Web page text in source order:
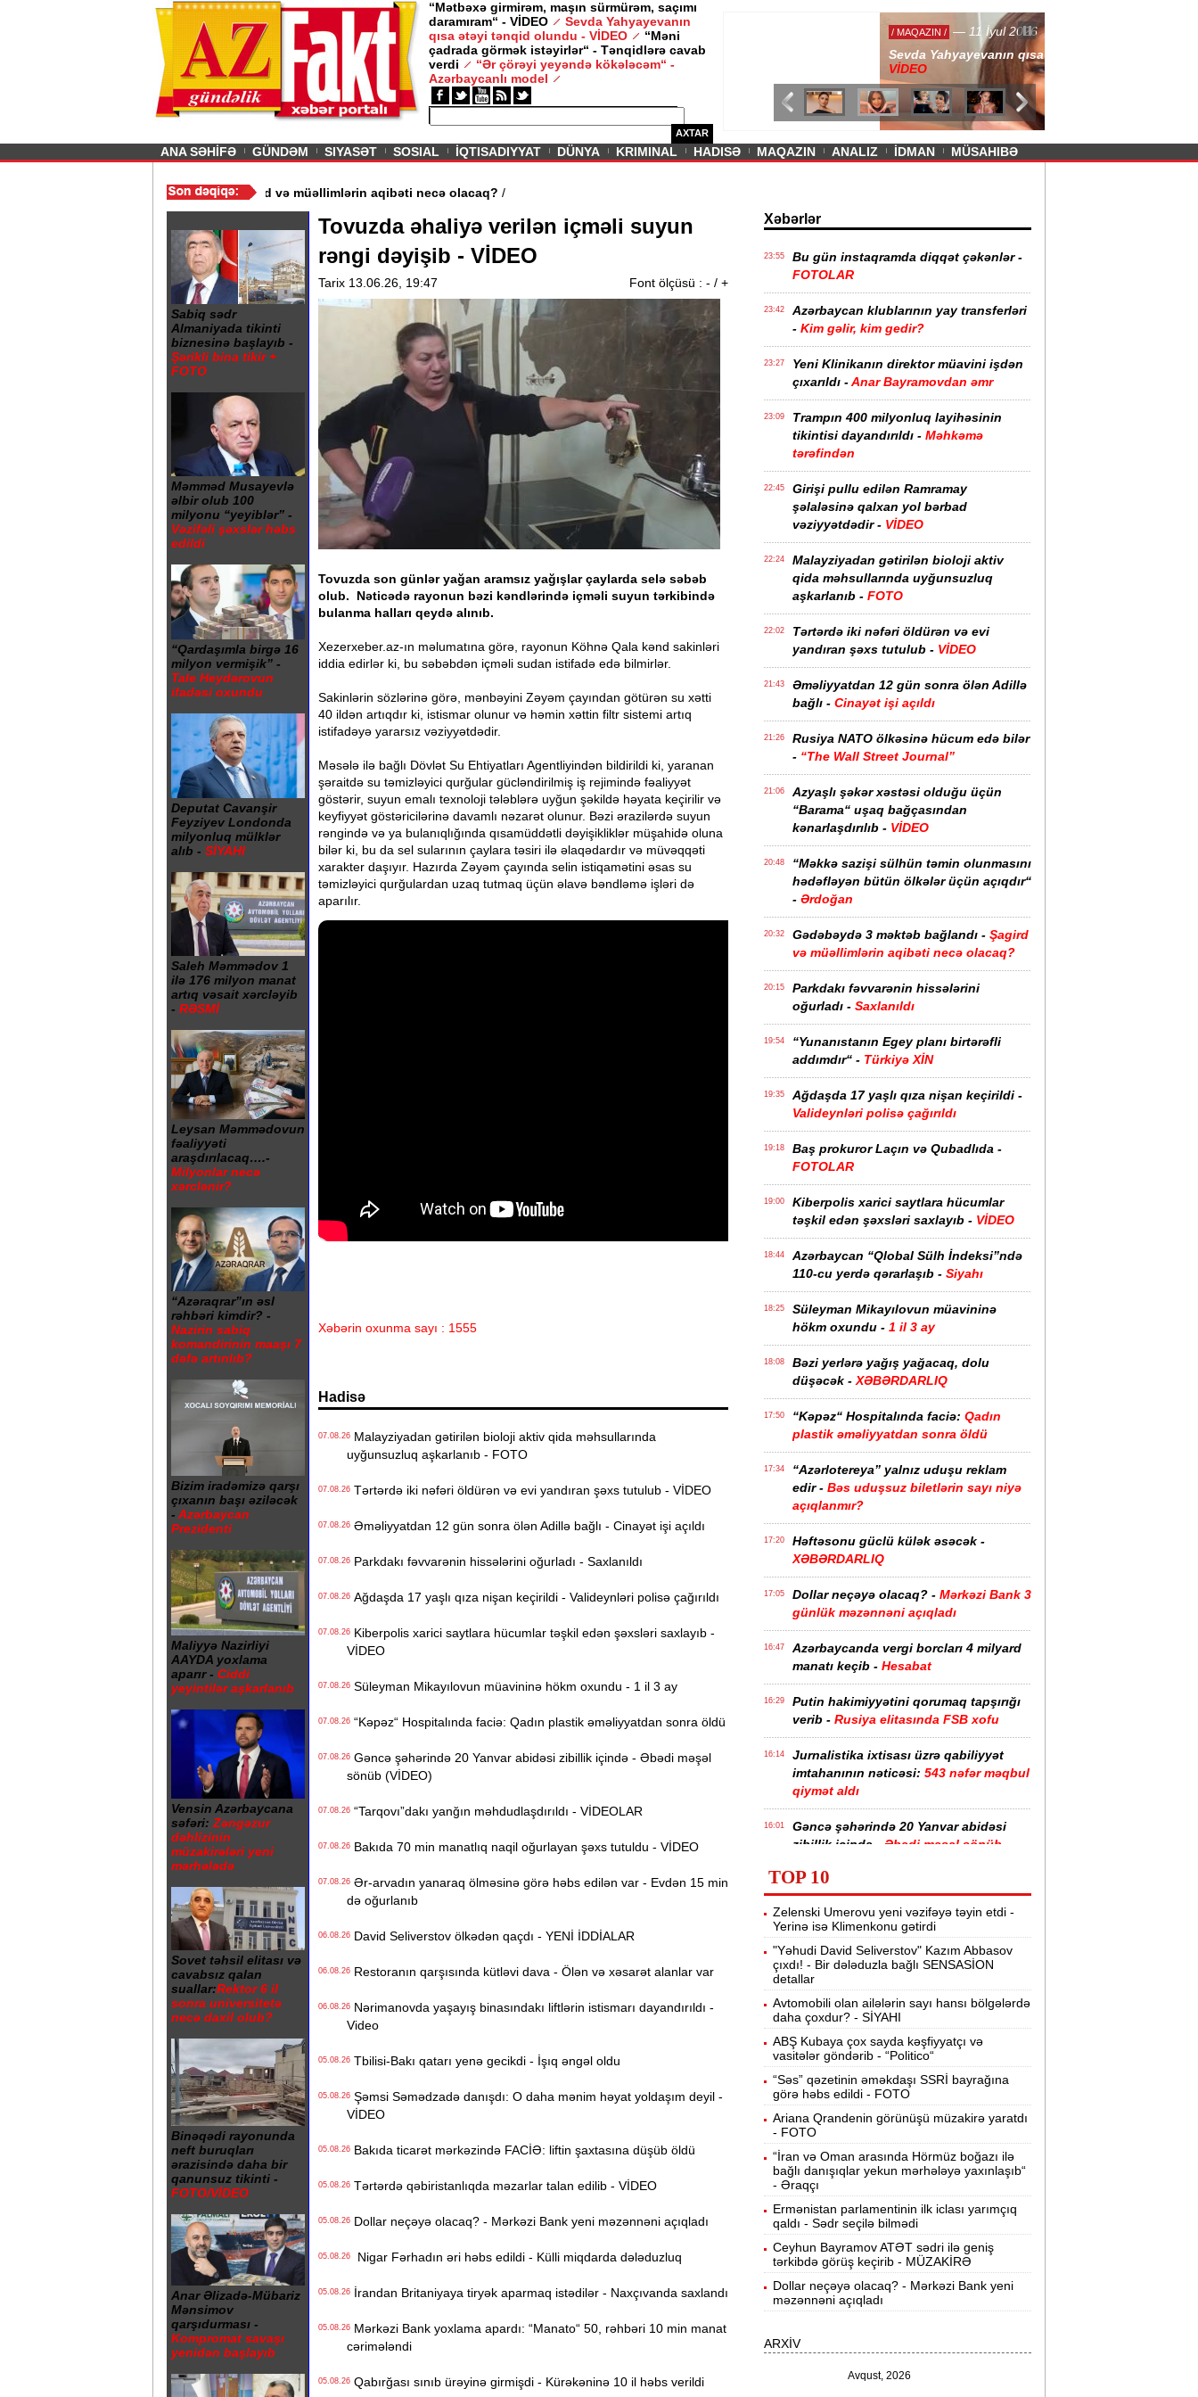
“Mətbəxə girmirəm, maşın sürmürəm, saçımı
daramıram“ - VİDEO
Sevda Yahyayevanın
qısa ətəyi tənqid olundu - VİDEO
“Məni
çadrada görmək istəyirlər“ - Tənqidlərə cavab
verdi
“Ər çörəyi yeyəndə kökələcəm“ -
Azərbaycanlı model
AXTAR
Sevda Yahyayevanın qısa ətəyi tənqid olundu -
Previous
ANA SƏHİFƏ GÜNDƏM SIYASƏT SOSIAL İQTISADIYYAT DÜNYA KRIMINAL HADISƏ MAQAZIN ANALIZ İDMAN MÜSAHIBƏ
Gədəbəydə 3 məktəb bağlandı - Şagird və müəllimlərin aqibəti necə olacaq?
Sabiq sədr
Almaniyada tikinti
biznesinə başlayıb -
Şərikli bina tikir +
FOTO
Məmməd Musayevlə
əlbir olub 100
milyonu “yeyiblər” -
Vəzifəli şəxslər həbs
edildi
“Qardaşımla birgə 16
milyon vermişik” -
Tale Heydərovun
ifadəsi oxundu
Deputat Cavanşir
Feyziyev Londonda
milyonluq mülklər
alıb - SİYAHI
Saleh Məmmədov 1
ilə 176 milyon manat
artıq vəsait xərcləyib
- RƏSMİ
Leysan Məmmədovun
fəaliyyəti
araşdırılacaq….-
Milyonlar necə
xərclənir?
“Azəraqrar”ın əsl
rəhbəri kimdir? -
Nazirin sabiq
komandirinin maaşı 7
dəfə artırılıb?
Bizim iradəmizə qarşı
çıxanın başı əziləcək
- Azərbaycan
Prezidenti
Maliyyə Nazirliyi
AAYDA yoxlama
aparır - Ciddi
yeyintilər aşkarlanıb
Vensin Azərbaycana
səfəri: Zəngəzur
dəhlizinin
müzakirələri yeni
mərhələdə
Sovet təhsil elitası və
cavabsız qalan
suallar:Rektor 6 il
sonra universitetə
necə daxil olub?
Binəqədi rayonunda
neft buruqları
ərazisində daha bir
qanunsuz tikinti -
FOTO/VİDEO
Anar Əlizadə-Mübariz
Mənsimov
qarşıdurması -
Kompromat savaşı
yenidən başlayıb
Tovuzda əhaliyə verilən içməli suyun
rəngi dəyişib - VİDEO
Tarix 13.06.26, 19:47 Font ölçüsü : - / +
Tovuzda son günlər yağan aramsız yağışlar çaylarda selə səbəb
olub. Nəticədə rayonun bəzi kəndlərində içməli suyun tərkibində
bulanma halları qeydə alınıb.
Xezerxeber.az-ın məlumatına görə, rayonun Köhnə Qala kənd sakinləri
iddia edirlər ki, bu səbəbdən içməli sudan istifadə edə bilmirlər.
Sakinlərin sözlərinə görə, mənbəyini Zəyəm çayından götürən su xətti
40 ildən artıqdır ki, istismar olunur və həmin xəttin filtr sistemi artıq
istifadəyə yararsız vəziyyətdədir.
Məsələ ilə bağlı Dövlət Su Ehtiyatları Agentliyindən bildirildi ki, yaranan
şəraitdə su təmizləyici qurğular gücləndirilmiş iş rejimində fəaliyyət
göstərir, suyun emalı texnoloji tələblərə uyğun şəkildə həyata keçirilir və
keyfiyyət göstəricilərinə davamlı nəzarət olunur. Bəzi ərazilərdə suyun
rəngində və ya bulanıqlığında qısamüddətli dəyişikliklər müşahidə oluna
bilər ki, bu da sel sularının çaylara təsiri ilə əlaqədardır və müvəqqəti
xarakter daşıyır. Hazırda Zəyəm çayında selin istiqamətini əsas su
təmizləyici qurğulardan uzaq tutmaq üçün əlavə bəndləmə işləri də
aparılır.
Xəbərin oxunma sayı : 1555
Hadisə
07.08.26Malayziyadan gətirilən bioloji aktiv qida məhsullarında
uyğunsuzluq aşkarlanıb - FOTO
07.08.26Tərtərdə iki nəfəri öldürən və evi yandıran şəxs tutulub - VİDEO
07.08.26Əməliyyatdan 12 gün sonra ölən Adillə bağlı - Cinayət işi açıldı
07.08.26Parkdakı fəvvarənin hissələrini oğurladı - Saxlanıldı
07.08.26Ağdaşda 17 yaşlı qıza nişan keçirildi - Valideynləri polisə çağırıldı
07.08.26Kiberpolis xarici saytlara hücumlar təşkil edən şəxsləri saxlayıb -
VİDEO
07.08.26Süleyman Mikayılovun müavininə hökm oxundu - 1 il 3 ay
07.08.26“Kəpəz“ Hospitalında faciə: Qadın plastik əməliyyatdan sonra öldü
07.08.26Gəncə şəhərində 20 Yanvar abidəsi zibillik içində - Əbədi məşəl
sönüb (VİDEO)
07.08.26“Tarqovı”dakı yanğın məhdudlaşdırıldı - VİDEOLAR
07.08.26Bakıda 70 min manatlıq naqil oğurlayan şəxs tutuldu - VİDEO
07.08.26Ər-arvadın yanaraq ölməsinə görə həbs edilən var - Evdən 15 min
də oğurlanıb
06.08.26David Seliverstov ölkədən qaçdı - YENİ İDDİALAR
06.08.26Restoranın qarşısında kütləvi dava - Ölən və xəsarət alanlar var
06.08.26Nərimanovda yaşayış binasındakı liftlərin istismarı dayandırıldı -
Video
05.08.26Tbilisi-Bakı qatarı yenə gecikdi - İşıq əngəl oldu
05.08.26Şəmsi Səmədzadə danışdı: O daha mənim həyat yoldaşım deyil -
VİDEO
05.08.26Bakıda ticarət mərkəzində FACİƏ: liftin şaxtasına düşüb öldü
05.08.26Tərtərdə qəbiristanlıqda məzarlar talan edilib - VİDEO
05.08.26Dollar neçəyə olacaq? - Mərkəzi Bank yeni məzənnəni açıqladı
05.08.26Nigar Fərhadın əri həbs edildi - Külli miqdarda dələduzluq
05.08.26İrandan Britaniyaya tiryək aparmaq istədilər - Naxçıvanda saxlandı
05.08.26Mərkəzi Bank yoxlama apardı: “Manato“ 50, rəhbəri 10 min manat
cərimələndi
05.08.26Qabırğası sınıb ürəyinə girmişdi - Kürəkəninə 10 il həbs verildi
Xəbərlər
23:55
Bu gün instaqramda diqqət çəkənlər -
FOTOLAR
23:42
Azərbaycan klublarının yay transferləri
- Kim gəlir, kim gedir?
23:27
Yeni Klinikanın direktor müavini işdən
çıxarıldı -Anar Bayramovdan əmr
23:09
Trampın 400 milyonluq layihəsinin
tikintisi dayandırıldı - Məhkəmə
tərəfindən
22:45
Girişi pullu edilən Ramramay
şəlaləsinə qalxan yol bərbad
vəziyyətdədir - VİDEO
22:24
Malayziyadan gətirilən bioloji aktiv
qida məhsullarında uyğunsuzluq
aşkarlanıb - FOTO
22:02
Tərtərdə iki nəfəri öldürən və evi
yandıran şəxs tutulub - VİDEO
21:43
Əməliyyatdan 12 gün sonra ölən Adillə
bağlı - Cinayət işi açıldı
21:26
Rusiya NATO ölkəsinə hücum edə bilər
- “The Wall Street Journal”
21:06
Azyaşlı şəkər xəstəsi olduğu üçün
“Barama“ uşaq bağçasından
kənarlaşdırılıb - VİDEO
20:48
“Məkkə sazişi sülhün təmin olunmasını
hədəfləyən bütün ölkələr üçün açıqdır“
- Ərdoğan
20:32 Gədəbəydə 3 məktəb bağlandı - Şagird
və müəllimlərin aqibəti necə olacaq?
20:15
Parkdakı fəvvarənin hissələrini
oğurladı - Saxlanıldı
19:54
“Yunanıstanın Egey planı birtərəfli
addımdır“ - Türkiyə XİN
19:35
Ağdaşda 17 yaşlı qıza nişan keçirildi -
Valideynləri polisə çağırıldı
19:18
Baş prokuror Laçın və Qubadlıda -
FOTOLAR
19:00
Kiberpolis xarici saytlara hücumlar
təşkil edən şəxsləri saxlayıb - VİDEO
18:44
Azərbaycan “Qlobal Sülh İndeksi”ndə
110-cu yerdə qərarlaşıb - Siyahı
18:25
Süleyman Mikayılovun müavininə
hökm oxundu - 1 il 3 ay
18:08
Bəzi yerlərə yağış yağacaq, dolu
düşəcək - XƏBƏRDARLIQ
17:50 “Kəpəz“ Hospitalında faciə: Qadın
plastik əməliyyatdan sonra öldü
17:34
“Azərlotereya” yalnız uduşu reklam
edir - Bəs uduşsuz biletlərin sayı niyə
açıqlanmır?
17:20
Həftəsonu güclü külək əsəcək -
XƏBƏRDARLIQ
17:05 Dollar neçəyə olacaq? - Mərkəzi Bank 3
günlük məzənnəni açıqladı
16:47
Azərbaycanda vergi borcları 4 milyard
manatı keçib - Hesabat
16:29
Putin hakimiyyətini qorumaq tapşırığı
verib - Rusiya elitasında FSB xofu
16:14
Jurnalistika ixtisası üzrə qabiliyyət
imtahanının nəticəsi: 543 nəfər məqbul
qiymət aldı
16:01
Gəncə şəhərində 20 Yanvar abidəsi
zibillik içində - Əbədi məşəl sönüb
15:45
Pakistan, Səudiyyə Ərəbistanı və
Türkiyə saziş imzalayıb -Birgə müdafiə
haqqında
15:28
“Tarqovı”dakı yanğın məhdudlaşdırıldı
-VİDEOLAR
15:13
Velosipedlər Azərbaycana hansı
ölkələrdən və neçəyə gətirilib -
14:59
Pərvin Abıyeva son görünüşü diqqət
çəkdi - FOTOLAR
14:43
Bakıda 70 min manatlıq naqil
oğurlayan şəxs tutuldu -VİDEO
14:26
Samir Şərifova yeni vəzifə verildi -
Prezident Sərəncam imzaladı
14:11 Tovuzda qadın qətlə yetirildi -Şübhəli
qardaşı oğludur
13:56 39 dərəcə isti olacaq -Sabaha olan
hava proqnozu
13:40
Prezident bu səfirlərin yerini dəyişdi -
TOP 10
Zelenski Umerovu yeni vəzifəyə təyin etdi -
Yerinə isə Klimenkonu gətirdi
"Yəhudi David Seliverstov" Kazım Abbasov
çıxdı! - Bir dələduzla bağlı SENSASİON
detallar
Avtomobili olan ailələrin sayı hansı bölgələrdə
daha çoxdur? - SİYAHI
ABŞ Kubaya çox sayda kəşfiyyatçı və
vasitələr göndərib - “Politico“
“Səs” qəzetinin əməkdaşı SSRİ bayrağına
görə həbs edildi - FOTO
Ariana Qrandenin görünüşü müzakirə yaratdı
- FOTO
“İran və Oman arasında Hörmüz boğazı ilə
bağlı danışıqlar yekun mərhələyə yaxınlaşıb“
- Əraqçı
Ermənistan parlamentinin ilk iclası yarımçıq
qaldı - Sədr seçilə bilmədi
Ceyhun Bayramov ATƏT sədri ilə geniş
tərkibdə görüş keçirib - MÜZAKİRƏ
Dollar neçəyə olacaq? - Mərkəzi Bank yeni
məzənnəni açıqladı
ARXİV
Avqust, 2026